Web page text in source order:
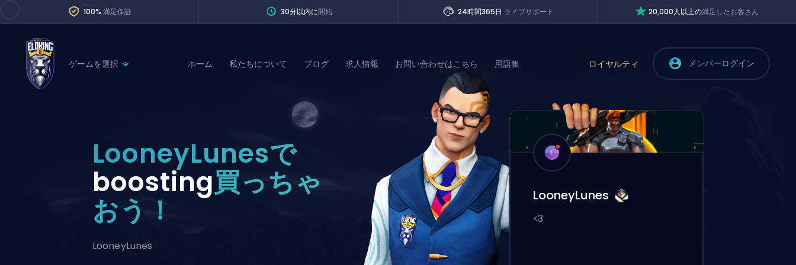
100% 満足保証 30分以内に開始 24時間365日 ライブサポート 20,000人以上の満足したお客さん
ゲームを選択
Dota 2
Counter-Strike
Overwatch 2
Rocket League
Path of Exile 2
Placements
Wins
ホーム 私たちについて ブログ 求人情報 お問い合わせはこちら 用語集 ロイヤルティ メンバーログイン
LooneyLunesで
boosting買っちゃ
おう！
LooneyLunes
L
LooneyLunes
<3